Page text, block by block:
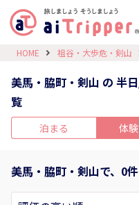
HOME 祖谷・大歩危・剣山
美馬・脇町・剣山 の 半
覧
泊まる 体
美馬・脇町・剣山で、0